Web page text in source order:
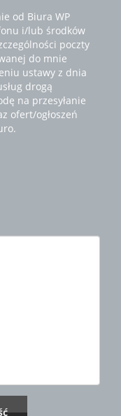
od Biura WP
i/lub środków
poczty
do mnie
ustawy z dnia
drogą
na przesyłanie
ofert/ogłoszeń